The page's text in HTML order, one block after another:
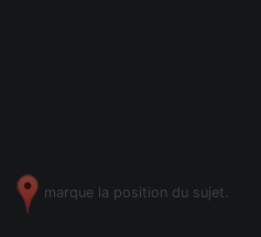
marque la position du sujet.